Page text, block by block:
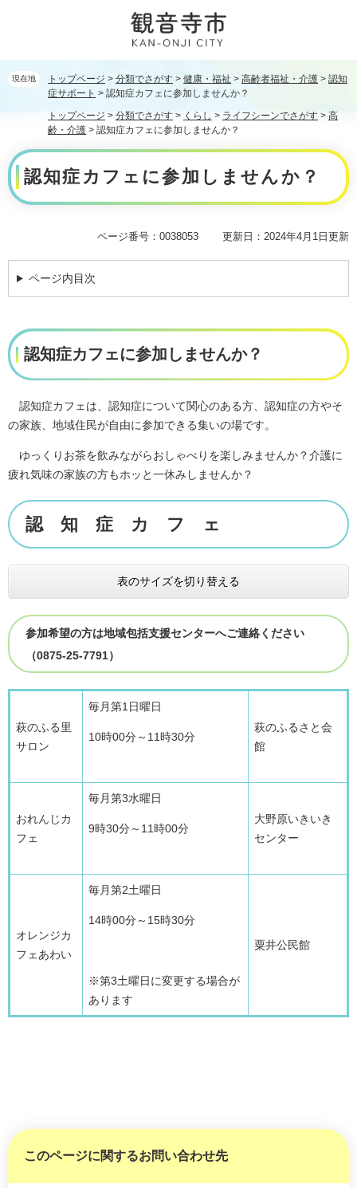
文
へ
現在地 トップページ > 分類でさがす > 健康・福祉 > 高齢者福祉・介護 > 認知
症サポート > 認知症カフェに参加しませんか？
トップページ > 分類でさがす > くらし > ライフシーンでさがす > 高
齢・介護 > 認知症カフェに参加しませんか？
本
文 認知症カフェに参加しませんか？
ページ番号：0038053 更新日：2024年4月1日更新
ページ内目次
認知症カフェに参加しませんか？
認知症カフェは、認知症について関心のある方、認知症の方やそ
の家族、地域住民が自由に参加できる集いの場です。
ゆっくりお茶を飲みながらおしゃべりを楽しみませんか？介護に
疲れ気味の家族の方もホッと一休みしませんか？
認 知 症 カ フ ェ
表のサイズを切り替える
参加希望の方は地域包括支援センターへご連絡ください
（0875-25-7791）
萩のふる里
サロン
毎月第1日曜日
10時00分～11時30分
萩のふるさと会
館
おれんじカ
フェ
毎月第3水曜日
9時30分～11時00分
大野原いきいき
センター
オレンジカ
フェあわい
毎月第2土曜日
14時00分～15時30分
※第3土曜日に変更する場合が
あります
粟井公民館
このページに関するお問い合わせ先